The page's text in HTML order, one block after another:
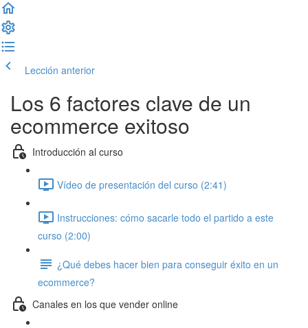
Lección anterior
Los 6 factores clave de un
ecommerce exitoso
Introducción al curso
Vídeo de presentación del curso (2:41)
Instrucciones: cómo sacarle todo el partido a este
curso (2:00)
¿Qué debes hacer bien para conseguir éxito en un
ecommerce?
Canales en los que vender online